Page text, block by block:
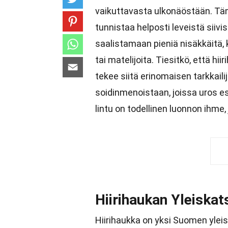
vaikuttavasta ulkonäöstään.
tunnistaa helposti leveistä
saalistamaan pieniä nisäkkäitä,
tai matelijoita. Tiesitkö, että
tekee siitä erinomaisen
soidinmenoistaan, joissa uros
lintu on todellinen luonnon
Hiirihaukan
Hiirihaukka on yksi Suomen